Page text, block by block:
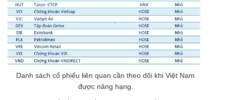
Danh sách cổ phiếu liên quan cần theo dõi khi Việt Nam
được nâng hạng.